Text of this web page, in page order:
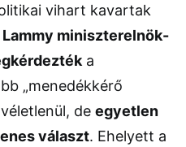
vihart kavartak
Lammy miniszterelnök-
a
„menedékkérő
de egyetlen
választ. Ehelyett a